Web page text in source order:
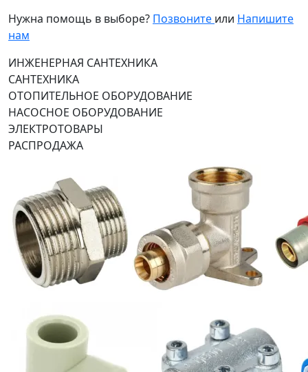
Нужна помощь в выборе? Позвоните или Напишите
нам
ИНЖЕНЕРНАЯ САНТЕХНИКА
САНТЕХНИКА
ОТОПИТЕЛЬНОЕ ОБОРУДОВАНИЕ
НАСОСНОЕ ОБОРУДОВАНИЕ
ЭЛЕКТРОТОВАРЫ
РАСПРОДАЖА